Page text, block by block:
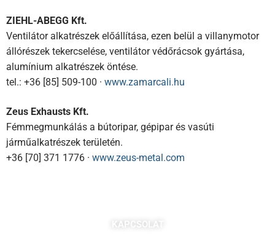
ZIEHL-ABEGG Kft.
Ventilátor alkatrészek előállítása, ezen belül a villanymotor
állórészek tekercselése, ventilátor védőrácsok gyártása,
alumínium alkatrészek öntése.
tel.: +36 [85] 509-100 · www.zamarcali.hu
Zeus Exhausts Kft.
Fémmegmunkálás a bútoripar, gépipar és vasúti
járműalkatrészek területén.
+36 [70] 371 1776 · www.zeus-metal.com
KAPCSOLAT